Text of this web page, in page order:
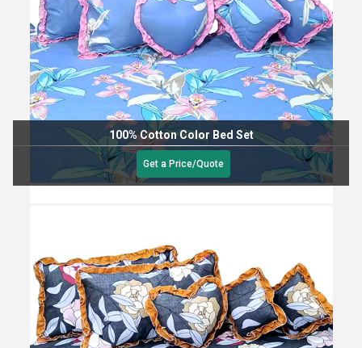
100% Cotton Color Bed Set
Get a Price/Quote